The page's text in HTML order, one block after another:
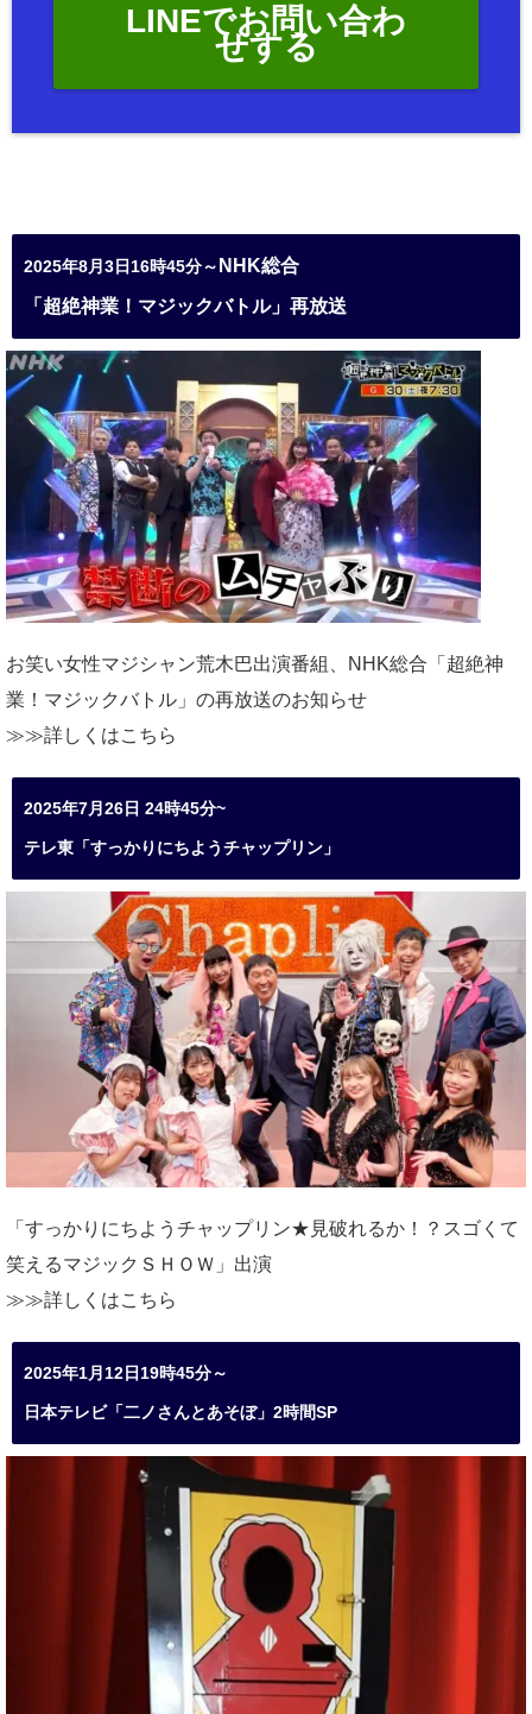
LINEでお問い合わ
せする
2025年8月3日16時45分～ NHK総合
「超絶神業！マジックバトル」再放送
お笑い女性マジシャン荒木巴出演番組、
NHK総合「超絶神
業！マジックバトル」の再放送のお知らせ
≫≫詳しくはこちら
2025年7月26日 24時45分~
テレ東「すっかりにちようチャップリン」
「すっかりにちようチャップリン★見破れるか！？スゴくて
笑えるマジックＳＨＯＷ」出演
≫≫詳しくはこちら
2025年1月12日19時45分～
日本テレビ「二ノさんとあそぼ」2時間SP